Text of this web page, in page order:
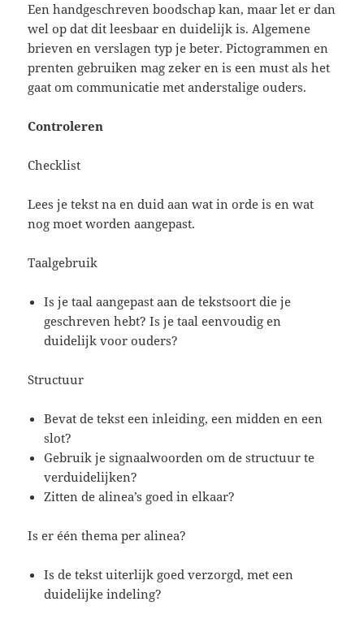
Een handgeschreven boodschap kan, maar let er dan
wel op dat dit leesbaar en duidelijk is. Algemene
brieven en verslagen typ je beter. Pictogrammen en
prenten gebruiken mag zeker en is een must als het
gaat om communicatie met anderstalige ouders.
Controleren
Checklist
Lees je tekst na en duid aan wat in orde is en wat
nog moet worden aangepast.
Taalgebruik
Is je taal aangepast aan de tekstsoort die je
geschreven hebt? Is je taal eenvoudig en
duidelijk voor ouders?
Structuur
Bevat de tekst een inleiding, een midden en een
slot?
Gebruik je signaalwoorden om de structuur te
verduidelijken?
Zitten de alinea’s goed in elkaar?
Is er één thema per alinea?
Is de tekst uiterlijk goed verzorgd, met een
duidelijke indeling?